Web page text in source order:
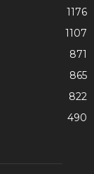
1176
1107
871
865
822
490